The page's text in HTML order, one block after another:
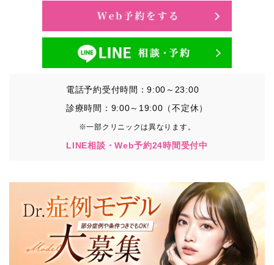
・その他、特定の個人を識別することができる情報
②TCBグループが各種サービスの利用に関連して取得す
日時、閲覧履歴等に関連する情報
（これには、Cookie情報、アクセスログ等の利用状況に
関する情報を含みます。）
③TCBグループが第三者から間接的に収集する情報
患者様の同意を得た上で、以下の情報をパブリックDMP
・患者様の閲覧履歴、端末等の情報
【利用目的】
TCBグループは取得情報を以下の目的で利用いたしま
す。
電話予約受付時間：9:00～23:00
診療時間：9:00～19:00（不定休）
※一部クリニックは異なります。
LINE相談・Web予約24時間受付中